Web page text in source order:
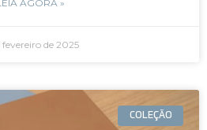
AGORA »
fevereiro de 2025
COLEÇÃO